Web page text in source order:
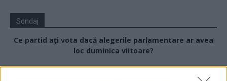
Sondaj
Ce partid ați vota dacă alegerile parlamentare ar avea
loc duminica viitoare?